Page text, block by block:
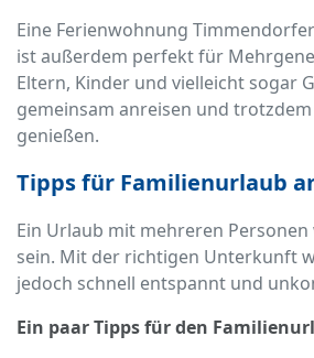
Eine Ferienwohnung
ist außerdem perfekt für
Eltern, Kinder und vielleicht sogar
gemeinsam anreisen und
genießen.
Tipps für Familienurlaub
Ein Urlaub mit mehreren
sein. Mit der richtigen Unterkunft
jedoch schnell entspannt und
Ein paar Tipps für den